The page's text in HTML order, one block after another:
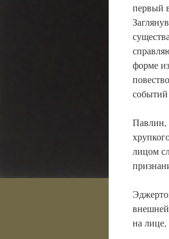
первый
форме
Павлин,
лицом
на